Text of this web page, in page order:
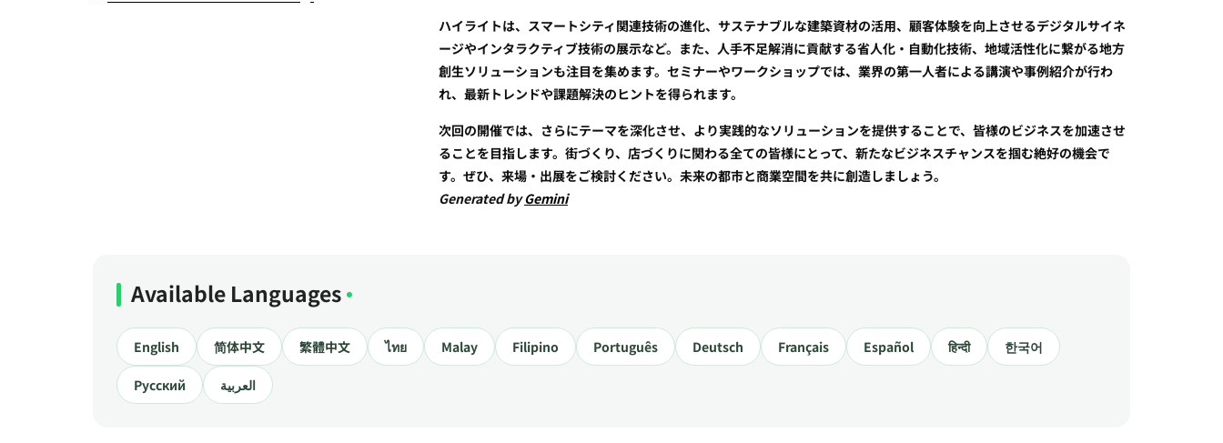
ハイライトは、スマートシティ関連技術の進化、サステナブルな建築資材の活用、顧客体験を向上させるデジタルサイネ
ージやインタラクティブ技術の展示など。また、人手不足解消に貢献する省人化・自動化技術、地域活性化に繋がる地方
創生ソリューションも注目を集めます。セミナーやワークショップでは、業界の第一人者による講演や事例紹介が行わ
れ、最新トレンドや課題解決のヒントを得られます。
次回の開催では、さらにテーマを深化させ、より実践的なソリューションを提供することで、皆様のビジネスを加速させ
ることを目指します。街づくり、店づくりに関わる全ての皆様にとって、新たなビジネスチャンスを掴む絶好の機会で
す。ぜひ、来場・出展をご検討ください。未来の都市と商業空間を共に創造しましょう。
Generated byGemini
Available Languages
English 简体中文 繁體中文 ไทย Malay Filipino Português Deutsch Français Español हिन्दी 한국어
Русский العربية